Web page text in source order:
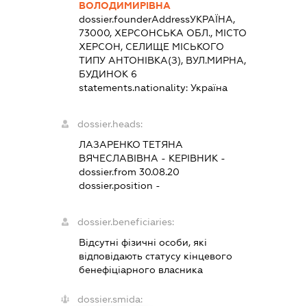
ВОЛОДИМИРІВНА
dossier.founderAddressУКРАЇНА,
73000, ХЕРСОНСЬКА ОБЛ., МІСТО
ХЕРСОН, СЕЛИЩЕ МІСЬКОГО
ТИПУ АНТОНІВКА(З), ВУЛ.МИРНА,
БУДИНОК 6
statements.nationality:Україна
dossier.heads:
ЛАЗАРЕНКО ТЕТЯНА
ВЯЧЕСЛАВІВНА - КЕРІВНИК -
dossier.from 30.08.20
dossier.position -
dossier.beneficiaries:
Відсутні фізичні особи, які
відповідають статусу кінцевого
бенефіціарного власника
dossier.smida: